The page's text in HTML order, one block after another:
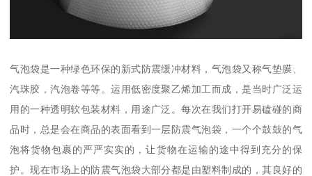
气泡袋是一种绿色环保的新式防震缓冲材料，气泡袋又称气垫膜、
汽珠胶，汽泡卷等等。运用低密度聚乙烯加工而成，是当时广泛运
用的一种透明软包装材料，用途广泛。每次在我们打开易磕碰的商
品时，总是会在商品的表面看到一层防震气泡袋，一个个鼓鼓的气
泡将货物包裹的严严实实的，让货物在运输的途中得到充分的保
护。现在市场上的防震气泡袋大部分都是由塑料制成的，其良好的